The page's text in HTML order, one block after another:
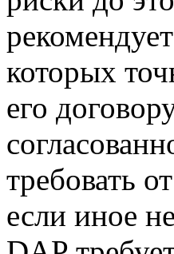
которых
его
требовать
если иное